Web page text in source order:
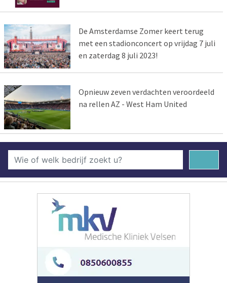
De Amsterdamse Zomer keert terug
met een stadionconcert op vrijdag 7 juli
en zaterdag 8 juli 2023!
Opnieuw zeven verdachten veroordeeld
na rellen AZ - West Ham United